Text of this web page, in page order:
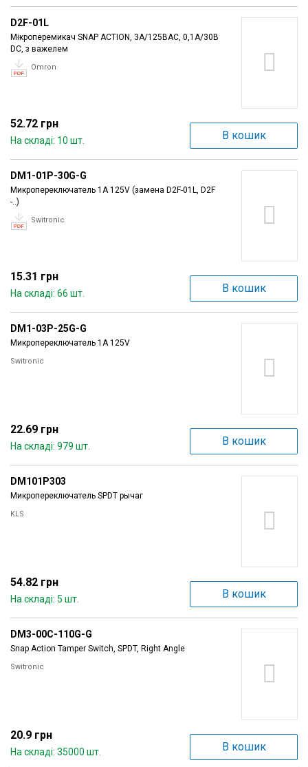
D2F-01L
Мікроперемикач SNAP ACTION, 3A/125ВAC, 0,1A/30В
DC, з важелем
Omron
52.72 грн
На складі: 10 шт. В кошик
DM1-01P-30G-G
Микропереключатель 1A 125V (замена D2F-01L, D2F
-..)
Switronic
15.31 грн
На складі: 66 шт. В кошик
DM1-03P-25G-G
Микропереключатель 1A 125V
Switronic
22.69 грн
На складі: 979 шт. В кошик
DM101P303
Микропереключатель SPDT рычаг
KLS
54.82 грн
На складі: 5 шт. В кошик
DM3-00C-110G-G
Snap Action Tamper Switch, SPDT, Right Angle
Switronic
20.9 грн
На складі: 35000 шт. В кошик